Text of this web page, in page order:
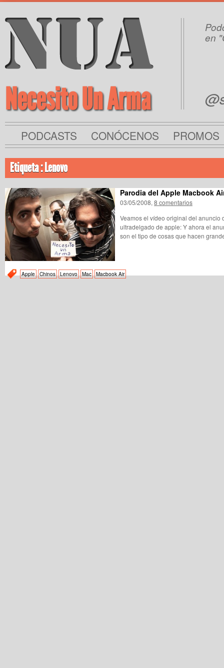
Necesito Un Arma
en
PODCASTS CONÓCENOS PROMOS
Etiqueta : Lenovo
Parodia del Apple Macbook
03/05/2008, 8 comentarios
Veamos el vídeo original del anuncio
ultradelgado de apple: Y ahora el
son el tipo de cosas que hacen
Apple Chinos Lenovo Mac Macbook Air